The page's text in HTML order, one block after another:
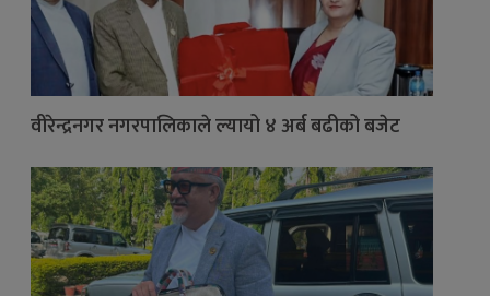
वीरेन्द्रनगर नगरपालिकाले ल्यायो ४ अर्ब बढीको बजेट